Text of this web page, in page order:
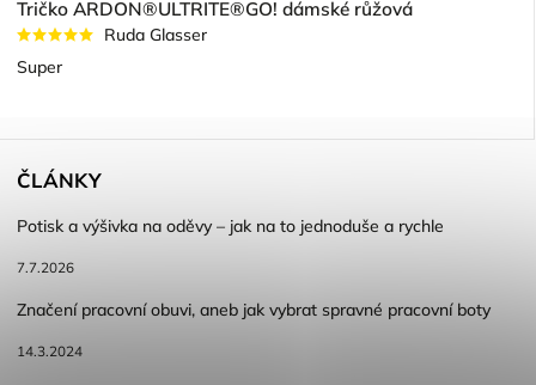
Tričko ARDON®ULTRITE®GO! dámské růžová
Ruda Glasser
Super
ČLÁNKY
Potisk a výšivka na oděvy – jak na to jednoduše a rychle
7.7.2026
Značení pracovní obuvi, aneb jak vybrat spravné pracovní boty
14.3.2024